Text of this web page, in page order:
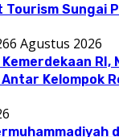
Sungai
6 Agustus 2026
RI,
Kelompok